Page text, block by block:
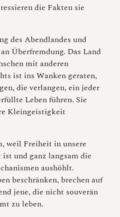
die Fakten sie
des Abendlandes und
Überfremdung. Das Land
mit anderen
ist ins Wanken geraten,
die verlangen, ein jeder
Leben führen. Sie
Kleingeistigkeit
weil Freiheit in unsere
und ganz langsam die
aushöhlt.
beschränken, brechen auf
jene, die nicht souverän
zu leben.